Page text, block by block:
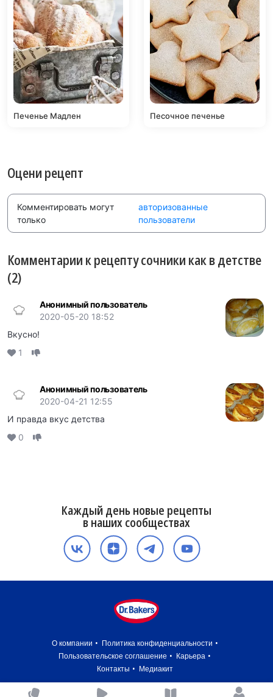
Печенье Мадлен Песочное печенье
Оцени рецепт
Комментировать могут
только
авторизованные
пользователи
Комментарии к рецепту сочники как в детстве
(2)
Анонимный пользователь
2020-05-20 18:52
Вкусно!
1
Анонимный пользователь
2020-04-21 12:55
И правда вкус детства
0
Каждый день новые рецепты
в наших сообществах
О компании
Политика конфиденциальности
Пользовательское соглашение
Карьера
Контакты
Медиакит